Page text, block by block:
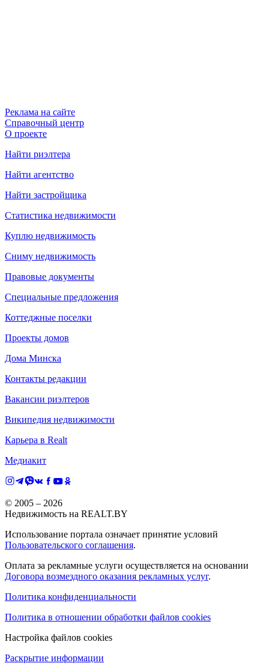
Реклама на сайте
Справочный центр
О проекте
Найти риэлтера
Найти агентство
Найти застройщика
Статистика недвижимости
Куплю недвижимость
Сниму недвижимость
Правовые документы
Специальные предложения
Коттеджные поселки
Проекты домов
Дома Минска
Контакты редакции
Вакансии риэлтеров
Википедия недвижимости
Карьера в Realt
Медиакит
© 2005 – 2026
Недвижимость на REALT.BY
Использование портала означает принятие условий
Пользовательского соглашения.
Оплата за рекламные услуги осуществляется на основании
Договора возмездного оказания рекламных услуг.
Политика конфиденциальности
Политика в отношении обработки файлов cookies
Настройка файлов cookies
Раскрытие информации